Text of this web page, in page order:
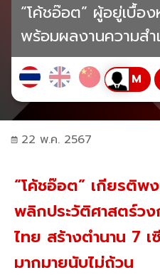
“โค้ชอ๊อต” ผู้อยู่เบื้อ
พร้อมผลงานความสำ
22 พ.ค. 2567
“โค้ชอ๊อต” เกียรติพ
พลิกประวัติศาสตร์ว
ไทย สร้างตำนาน 7
มากมายนับไม่ถ้วน